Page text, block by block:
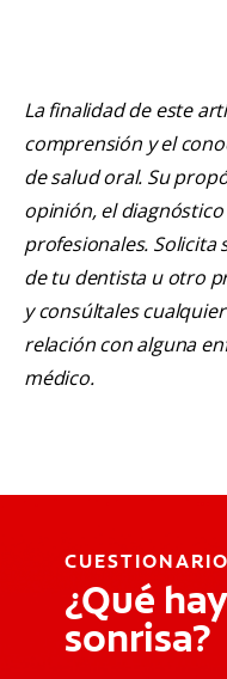
La finalidad de este
comprensión y el
de salud oral. Su
opinión, el
profesionales.
de tu dentista u otro
y consúltales
relación con alguna
médico.
¿Qué
sonrisa?